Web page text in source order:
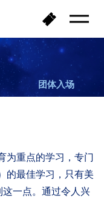
门
票
打
团体入场
为重点的学习，专门
的最佳学习，只有美
一点。通过令人兴